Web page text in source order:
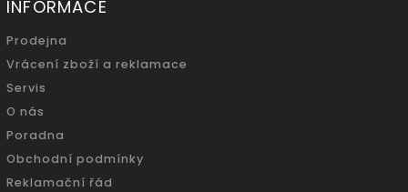
INFORMACE
Prodejna
Vrácení zboží a reklamace
Servis
O nás
Poradna
Obchodní podmínky
Reklamační řád